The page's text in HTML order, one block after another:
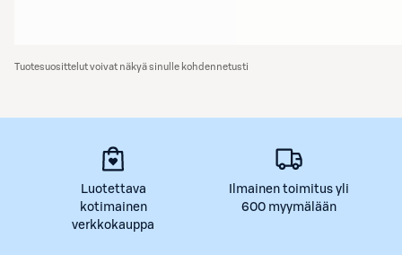
Tuotesuosittelut voivat näkyä sinulle kohdennetusti
Luotettava
kotimainen
verkkokauppa
Ilmainen toimitus yli
600 myymälään